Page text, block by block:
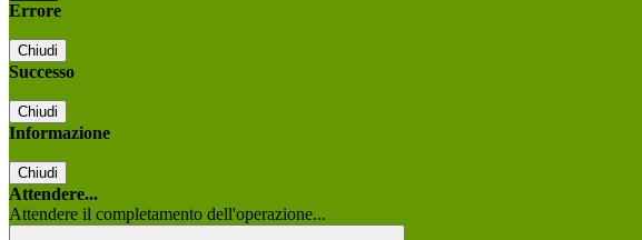
Errore
Chiudi
Successo
Chiudi
Informazione
Chiudi
Attendere...
Attendere il completamento dell'operazione...